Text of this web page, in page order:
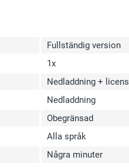
Fullständig version
1x
Nedladdning + licens
Nedladdning
Obegränsad
Alla språk
Några minuter